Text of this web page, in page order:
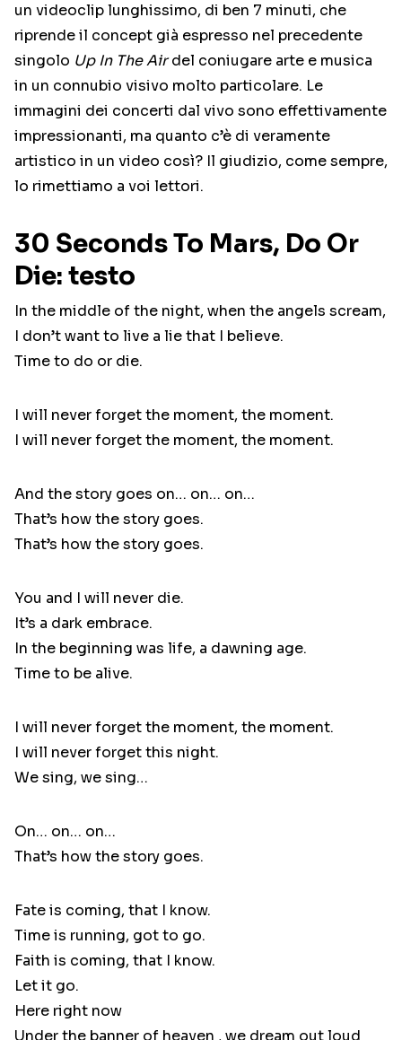
un videoclip lunghissimo, di ben 7 minuti, che
riprende il concept già espresso nel precedente
singolo Up In The Airdel coniugare arte e musica
in un connubio visivo molto particolare. Le
immagini dei concerti dal vivo sono effettivamente
impressionanti, ma quanto c’è di veramente
artistico in un video così? Il giudizio, come sempre,
lo rimettiamo a voi lettori.
30 Seconds To Mars, Do Or
Die: testo
In the middle of the night, when the angels scream,
I don’t want to live a lie that I believe.
Time to do or die.
I will never forget the moment, the moment.
I will never forget the moment, the moment.
And the story goes on… on… on…
That’s how the story goes.
That’s how the story goes.
You and I will never die.
It’s a dark embrace.
In the beginning was life, a dawning age.
Time to be alive.
I will never forget the moment, the moment.
I will never forget this night.
We sing, we sing…
On… on… on…
That’s how the story goes.
Fate is coming, that I know.
Time is running, got to go.
Faith is coming, that I know.
Let it go.
Here right now
Under the banner of heaven , we dream out loud